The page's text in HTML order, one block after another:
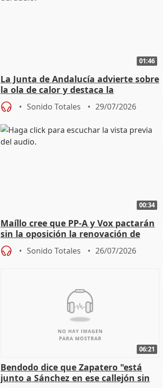
01:46
La Junta de Andalucía advierte sobre
la ola de calor y destaca la
importancia de la prevención
Sonido Totales 29/07/2026
00:34
Maíllo cree que PP-A y Vox pactarán
sin la oposición la renovación de
órganos como el Defensor
Sonido Totales 26/07/2026
06:21
Bendodo dice que Zapatero "está
junto a Sánchez en ese callejón sin